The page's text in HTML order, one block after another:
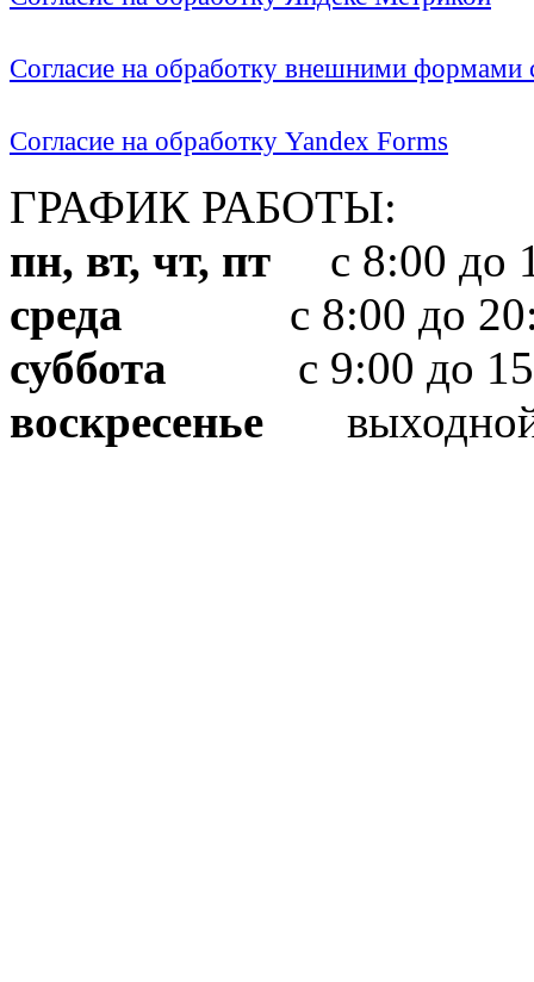
Согласие на обработку внешними формами
Согласие на обработку Yandex Forms
ГРАФИК РАБОТЫ:
пн, вт, чт, пт с 8:00 до
среда с 8:00 до
суббота с 9:00 до
воскресенье